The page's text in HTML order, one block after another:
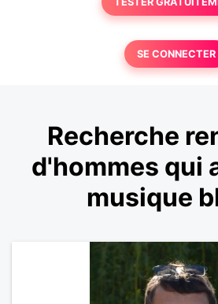
SE CONNECTER
Recherche
d'hommes qui
musique